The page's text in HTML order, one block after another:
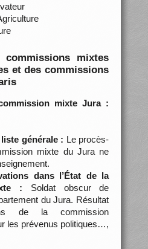
commissions mixtes
et des commissions
mixte Jura :
générale : Le procès-
mixte du Jura ne
dans l’État de la
: Soldat obscur de
du Jura. Résultat
de la commission
les prévenus politiques…,